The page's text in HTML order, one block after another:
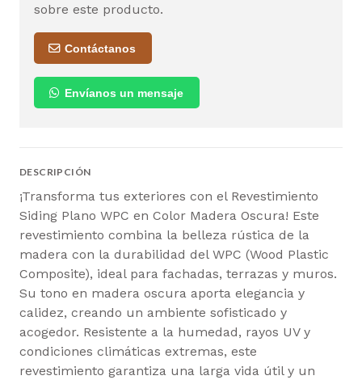
sobre este producto.
Contáctanos
Envíanos un mensaje
DESCRIPCIÓN
¡Transforma tus exteriores con el Revestimiento
Siding Plano WPC en Color Madera Oscura! Este
revestimiento combina la belleza rústica de la
madera con la durabilidad del WPC (Wood Plastic
Composite), ideal para fachadas, terrazas y muros.
Su tono en madera oscura aporta elegancia y
calidez, creando un ambiente sofisticado y
acogedor. Resistente a la humedad, rayos UV y
condiciones climáticas extremas, este
revestimiento garantiza una larga vida útil y un